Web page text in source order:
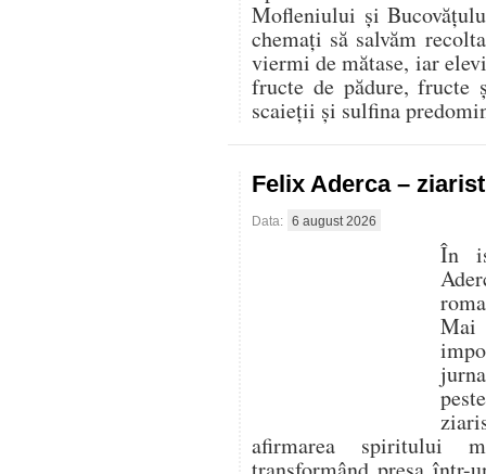
Mofleniului și
chemați să salvăm
viermi de mătase, iar
fructe de pădure, fructe
scaieții și sulfina
Felix Aderca –
Data: 6 august 2026
În
Mai
afirmarea spiritului